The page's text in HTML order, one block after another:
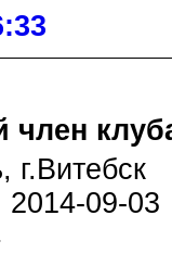
член
г.Витебск
2014-09-03